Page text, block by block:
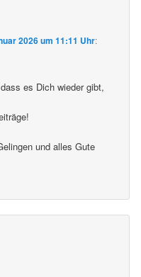
2026 um 11:11 Uhr:
es Dich wieder gibt,
und alles Gute